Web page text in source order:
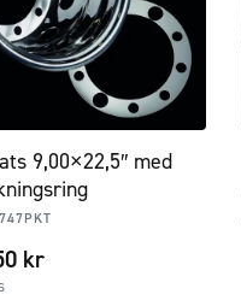
9,00×22,5″ med
kr